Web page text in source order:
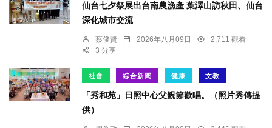
仙台七夕祭展出台南農漁產 葉澤山訪秋田、仙台
深化城市交流
蔡俊賢 2026年八月09日
2,711 觀看
3 分享
社會 綜合新聞 健康 文教
「秀和苑」日照中心父親節歡唱。（照片秀傳提
供）